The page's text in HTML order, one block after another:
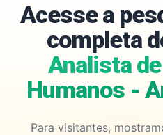
Acesse a
completa
Analista
Humanos -
Para visitantes,